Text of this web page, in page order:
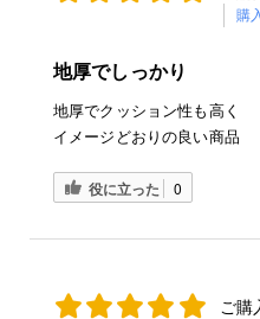
購
地厚でしっかり
地厚でクッション性も高く
イメージどおりの良い商品
役に立った 0
ご購